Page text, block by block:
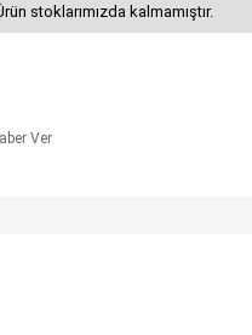
stoklarımızda kalmamıştır.
Ver